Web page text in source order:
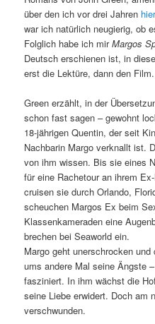
über den ich vor drei Jahren hier
war ich natürlich neugierig, ob
Folglich habe ich mirMargos
Deutsch erschienen ist, in
erst die Lektüre, dann den Film.
Green erzählt, in der
schon fast sagen – gewohnt
18-jährigen Quentin, der seit
Nachbarin Margo verknallt ist.
von ihm wissen. Bis sie eines
für eine Rachetour an ihrem
cruisen sie durch Orlando,
scheuchen Margos Ex beim
Klassenkameraden eine
brechen bei Seaworld ein.
Margo geht unerschrocken
ums andere Mal seine Ängste
fasziniert. In ihm wächst die
seine Liebe erwidert. Doch am
verschwunden.